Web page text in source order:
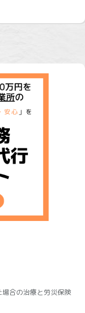
合の治療と労災保険